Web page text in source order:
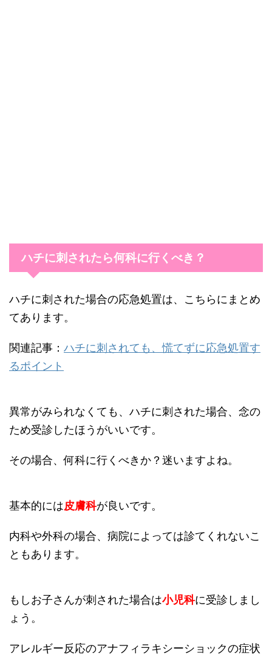
ハチに刺されたら何科に行くべき？
ハチに刺された場合の応急処置は、こちらにまとめ
てあります。
関連記事： ハチに刺されても、慌てずに応急処置す
るポイント
異常がみられなくても、ハチに刺された場合、念の
ため受診したほうがいいです。
その場合、何科に行くべきか？迷いますよね。
基本的には皮膚科が良いです。
内科や外科の場合、病院によっては診てくれないこ
ともあります。
もしお子さんが刺された場合は小児科に受診しまし
ょう。
アレルギー反応のアナフィラキシーショックの症状